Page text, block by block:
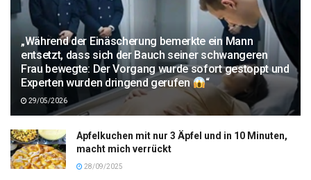
„Während der Einäscherung bemerkte ein Mann
entsetzt, dass sich der Bauch seiner schwangeren
Frau bewegte: Der Vorgang wurde sofort gestoppt und
Experten wurden dringend gerufen
“
29/05/2026
Apfelkuchen mit nur 3 Äpfel und in 10 Minuten,
macht mich verrückt
28/09/2025